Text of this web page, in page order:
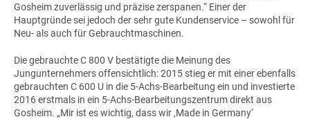
Gosheim zuverlässig und präzise zerspanen.“ Einer der
Hauptgründe sei jedoch der sehr gute Kundenservice – sowohl für
Neu- als auch für Gebrauchtmaschinen.
Die gebrauchteC 800 V bestätigte die Meinung des
Jungunternehmers offensichtlich: 2015 stieg er mit einer ebenfalls
gebrauchten C 600 U in die 5-Achs-Bearbeitung ein und investierte
2016 erstmals in ein 5-Achs-Bearbeitungszentrum direkt aus
Gosheim. „Mir ist es wichtig, dass wir ‚Made in Germany‘